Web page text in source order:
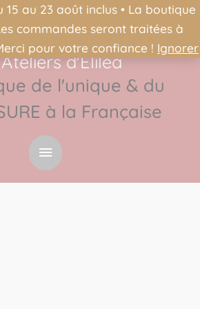
15 au 23 août inclus • La boutique
commandes seront traitées à
pour votre confiance ! Ignorer
d'Éliléa
de l'unique & du
à la Française
Menu
principal